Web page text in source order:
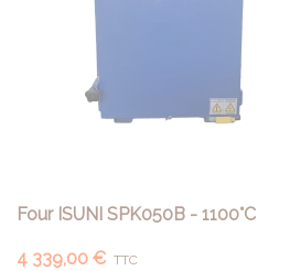
Four ISUNI SPK050B - 1100°C
4 339,00 € TTC